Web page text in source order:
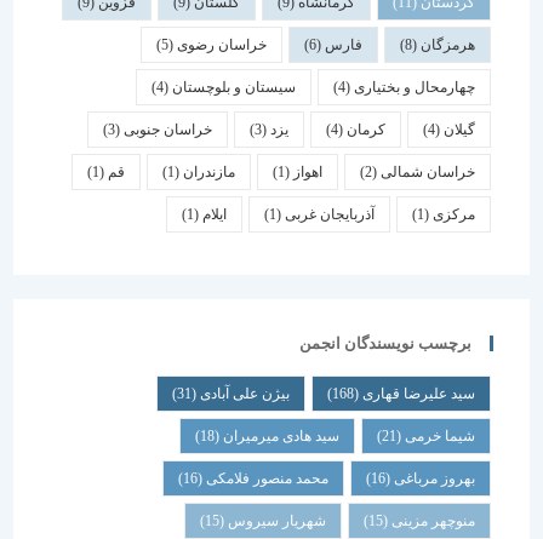
هرمزگان(8) فارس خراسان رضوی(5)
چهارمحال و بختیاری (4) سیستان و بلوچستان(4)
کرمان یزد خراسان جنوبی(3)
خراسان شمالی(2) اهواز مازندران(1) قم
(1) آذربایجان غربی(1) ایلام
برچسب نویسندگان انجمن
سید علیرضا قهاری(168) بیژن علی آبادی(31)
شیما خرمی(21) سید هادی میرمیران(18)
بهروز مرباغی (16) محمد منصور فلامکی (16)
منوچهر مزینی(15) شهریار سیروس(15)